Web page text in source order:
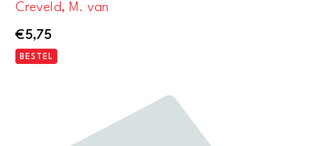
Creveld, M. van
€5,75
BESTEL